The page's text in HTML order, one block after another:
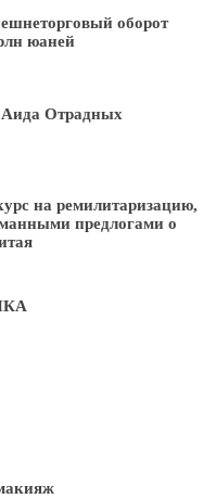
оборот
юаней
Отрадных
на ремилитаризацию,
предлогами о